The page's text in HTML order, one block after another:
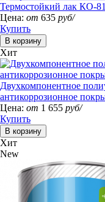
Термостойкий лак КО-
Цена: от 635 руб/
Купить
Хит
Двухкомпонентное
антикоррозионное
Цена: от 1 655 руб/
Купить
Хит
New